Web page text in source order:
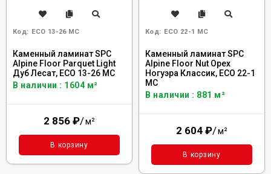
Код: ECO 13-26 MC
Каменный ламинат SPC
Alpine Floor Parquet Light
Дуб Лесат, ЕСО 13-26 MC
В наличии : 1604 м²
2 856 ₽/м²
В корзину
Код: ECO 22-1 MC
Каменный ламинат SPC
Alpine Floor Nut Орех
Ногуэра Классик, ECO 22-1
MC
В наличии : 881 м²
2 604 ₽/м²
В корзину